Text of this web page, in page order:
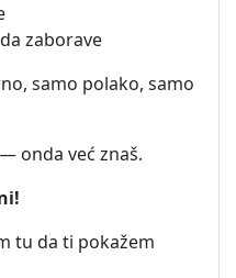
zaborave
samo polako, samo
onda već znaš.
tu da ti pokažem